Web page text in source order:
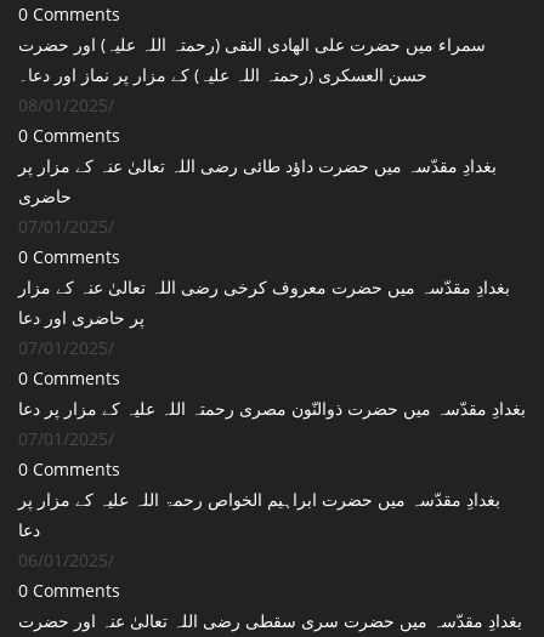
0 Comments
سمراء میں حضرت علی الھادی النقی (رحمتہ اللہ علیہ) اور حضرت
حسن العسکری (رحمتہ اللہ علیہ) کے مزار پر نماز اور دعا۔
08/01/2025/
0 Comments
بغدادِ مقدّسہ میں حضرت داؤد طائی رضی اللہ تعالیٰ عنہ کے مزار پر
حاضری
07/01/2025/
0 Comments
بغدادِ مقدّسہ میں حضرت معروف کرخی رضی اللہ تعالیٰ عنہ کے مزار
پر حاضری اور دعا
07/01/2025/
0 Comments
بغدادِ مقدّسہ میں حضرت ذوالنّون مصری رحمتہ اللہ علیہ کے مزار پر دعا
07/01/2025/
0 Comments
بغدادِ مقدّسہ میں حضرت ابراہیم الخواص رحمۃ اللہ علیہ کے مزار پر
دعا
06/01/2025/
0 Comments
بغدادِ مقدّسہ میں حضرت سری سقطی رضی اللہ تعالیٰ عنہ اور حضرت